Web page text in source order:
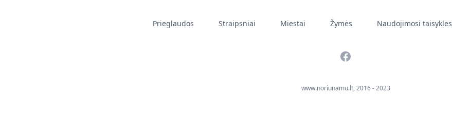
Prieglaudos Straipsniai Miestai Žymės Naudojimosi taisykles
Facebook
www.noriunamu.lt, 2016 - 2023